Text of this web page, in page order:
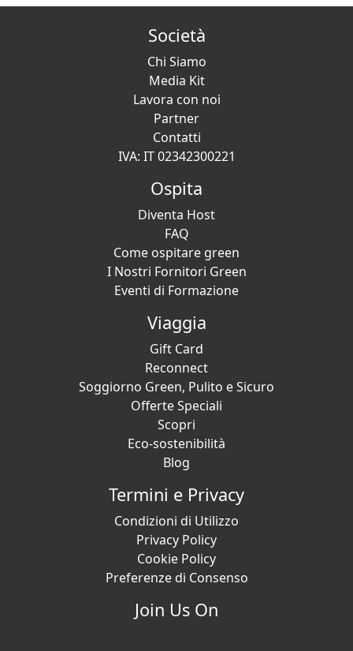
Società
Chi Siamo
Media Kit
Lavora con noi
Partner
Contatti
IVA: IT 02342300221
Ospita
Diventa Host
FAQ
Come ospitare green
I Nostri Fornitori Green
Eventi di Formazione
Viaggia
Gift Card
Reconnect
Soggiorno Green, Pulito e Sicuro
Offerte Speciali
Scopri
Eco-sostenibilità
Blog
Termini e Privacy
Condizioni di Utilizzo
Privacy Policy
Cookie Policy
Preferenze di Consenso
Join Us On